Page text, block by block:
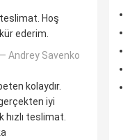
teslimat. Hoş
ederim.
Andrey Savenko
kolaydır.
iyi
hızlı teslimat.